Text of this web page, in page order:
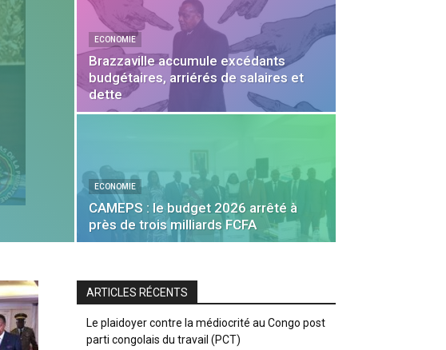
ECONOMIE
Brazzaville accumule excédants
budgétaires, arriérés de salaires et
dette
ECONOMIE
CAMEPS : le budget 2026 arrêté à
près de trois milliards FCFA
ARTICLES RÉCENTS
Le plaidoyer contre la médiocrité au Congo post
parti congolais du travail (PCT)